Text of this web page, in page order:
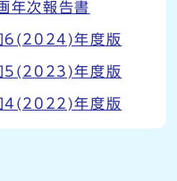
年次報告書
6(2024)年度版
5(2023)年度版
4(2022)年度版